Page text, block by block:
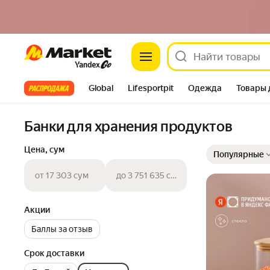
Market
Все хиты Global Lifesportpit Одежда Товары
Банки для хранения продуктов
Цена, сум
от 17 303 сум до 3 751 635 сум
Акции
Баллы за отзыв
Срок доставки
Популярные